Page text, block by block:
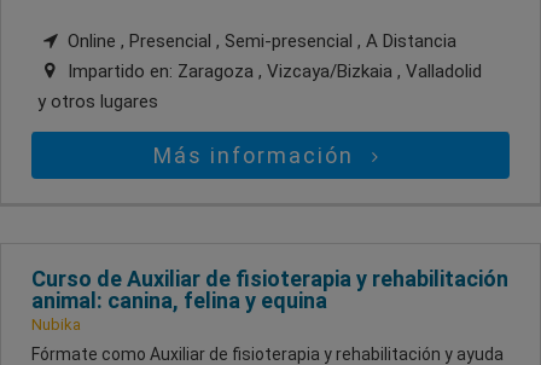
Online , Presencial , Semi-presencial , A Distancia
Impartido en: Zaragoza , Vizcaya/Bizkaia , Valladolid
y otros lugares
Más información
Curso de Auxiliar de fisioterapia y rehabilitación
animal: canina, felina y equina
Nubika
Fórmate como Auxiliar de fisioterapia y rehabilitación y ayuda